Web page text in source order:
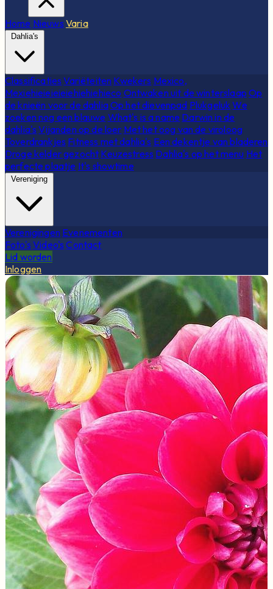
Home Nieuws Varia
Dahlia's
Classificaties Variëteiten Kwekers Mexico,
Mexiehieieieieiehiehiehieco Ontwaken uit de winterslaap Op
de knieën voor de dahliaOp het dievenpad Plukgeluk We
zoeken nog een blauwe What's is a name Darwin in de
dahlia's Vijanden op de loer Met het oog van de viroloog
Toverdrankjes Fitness met dahlia's Een dekentje van bladeren
Droge kelder gezocht Keuzestress Dahlia's op het menu Het
perfecte plaatje It's showtime
Vereniging
Verenigingen Evenementen
Foto's Video's Contact
Lid worden
Inloggen